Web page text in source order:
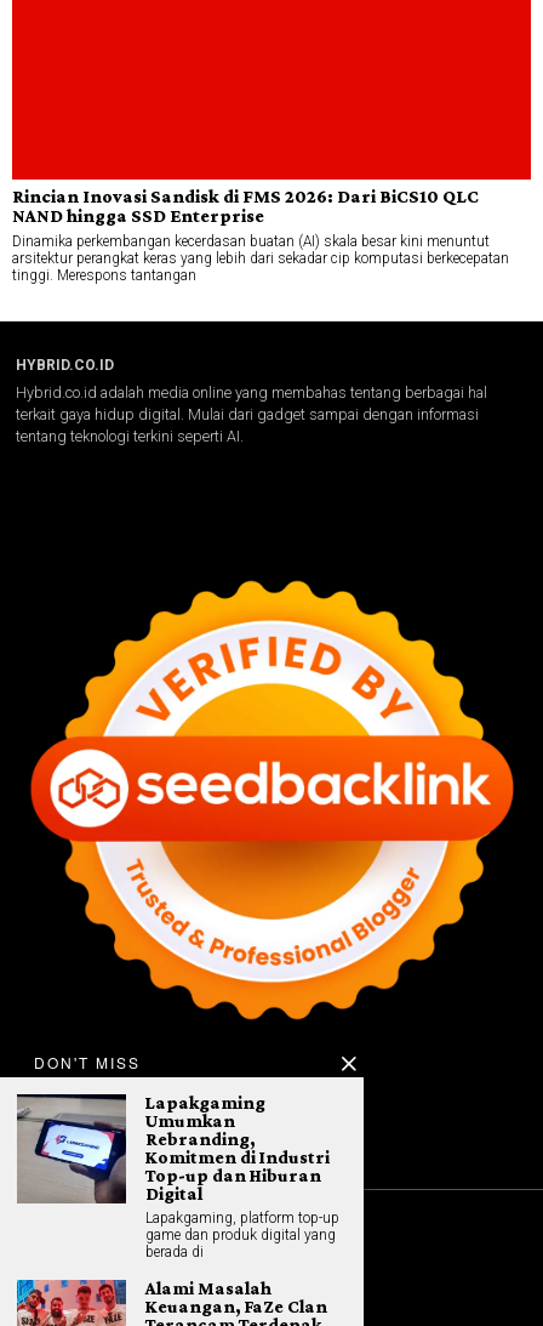
Rincian Inovasi Sandisk di FMS 2026: Dari BiCS10 QLC
NAND hingga SSD Enterprise
Dinamika perkembangan kecerdasan buatan (AI) skala besar kini menuntut
arsitektur perangkat keras yang lebih dari sekadar cip komputasi berkecepatan
tinggi. Merespons tantangan
HYBRID.CO.ID
Hybrid.co.id adalah media online yang membahas tentang berbagai hal
terkait gaya hidup digital. Mulai dari gadget sampai dengan informasi
tentang teknologi terkini seperti AI.
All rights reserved. Hybrid.co.id
DON'T MISS
Lapakgaming
Umumkan
Rebranding,
Komitmen di Industri
Top-up dan Hiburan
Digital
Lapakgaming, platform top-up
game dan produk digital yang
berada di
Alami Masalah
Keuangan, FaZe Clan